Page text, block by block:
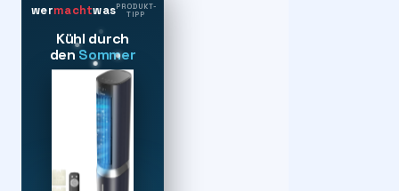
wermachtwasPRODUKT-
TIPP
Kühl durch
den Sommer